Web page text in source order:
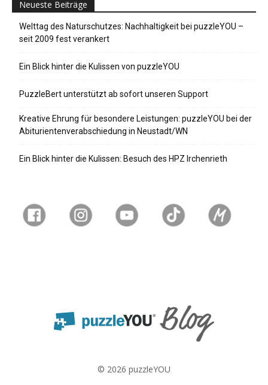
Neueste Beiträge
Welttag des Naturschutzes: Nachhaltigkeit bei puzzleYOU –
seit 2009 fest verankert
Ein Blick hinter die Kulissen von puzzleYOU
PuzzleBert unterstützt ab sofort unseren Support
Kreative Ehrung für besondere Leistungen: puzzleYOU bei der
Abiturientenverabschiedung in Neustadt/WN
Ein Blick hinter die Kulissen: Besuch des HPZ Irchenrieth
© 2026 puzzleYOU